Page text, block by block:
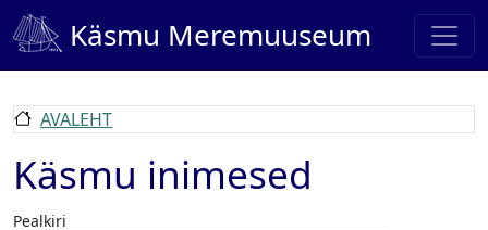
Liigu edasi põhisisu juurde
Käsmu Meremuuseum
AVALEHT
Käsmu inimesed
Pealkiri